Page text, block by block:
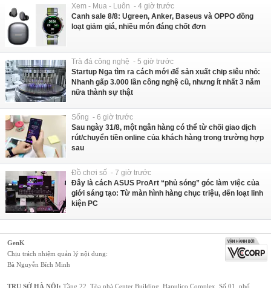
Xem - Mua - Luôn - 4 giờ trước
Canh sale 8/8: Ugreen, Anker, Baseus và OPPO đồng
loạt giảm giá, nhiều món đáng chốt đơn
Trà đá công nghệ - 5 giờ trước
Startup Nga tìm ra cách mới để sản xuất chip siêu nhỏ:
Nhanh gấp 3.000 lần công nghệ cũ, nhưng ít nhất 3 năm
nữa thành sự thật
Sống - 6 giờ trước
Sau ngày 31/8, một ngân hàng có thể từ chối giao dịch
rút/chuyển tiền online của khách hàng trong trường hợp
sau
Đồ chơi số - 7 giờ trước
Đây là cách ASUS ProArt “phủ sóng” góc làm việc của
giới sáng tạo: Từ màn hình hàng chục triệu, đến loạt linh
kiện PC
GenK
Chịu trách nhiệm quản lý nội dung:
Bà Nguyễn Bích Minh
TRỤ SỞ HÀ NỘI: Tầng 22, Tòa nhà Center Building, Hapulico Complex, Số 01, phố